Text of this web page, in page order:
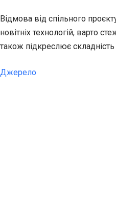
Відмова від спільного
новітніх технологій, варто
також підкреслює
Джерело